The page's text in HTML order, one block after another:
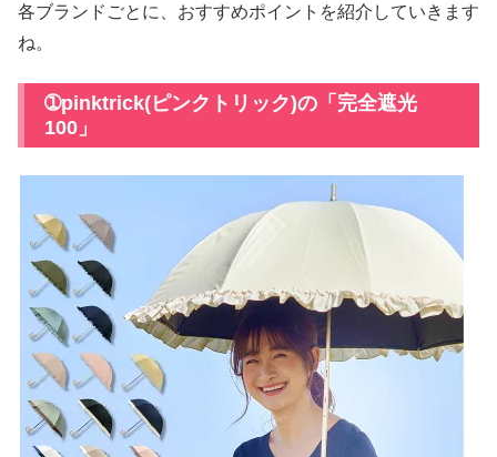
各ブランドごとに、おすすめポイントを紹介していきます
ね。
➀pinktrick(ピンクトリック)の「完全遮光
100」